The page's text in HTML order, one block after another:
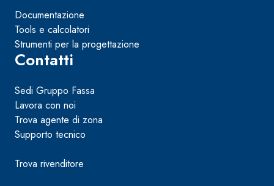
Documentazione
Tools e calcolatori
Strumenti per la progettazione
Contatti
Sedi Gruppo Fassa
Lavora con noi
Trova agente di zona
Supporto tecnico
Trova rivenditore